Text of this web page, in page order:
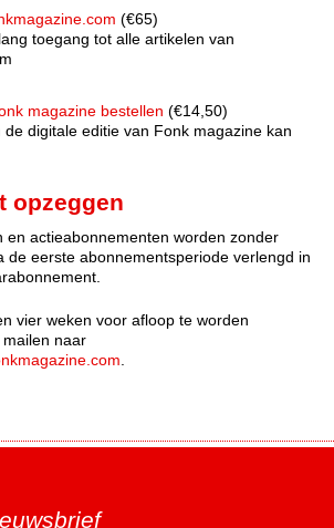
(€65)
toegang tot alle artikelen van
magazine bestellen (€14,50)
de digitale editie van Fonk magazine kan
opzeggen
en actieabonnementen worden zonder
de eerste abonnementsperiode verlengd in
vier weken voor afloop te worden
naar